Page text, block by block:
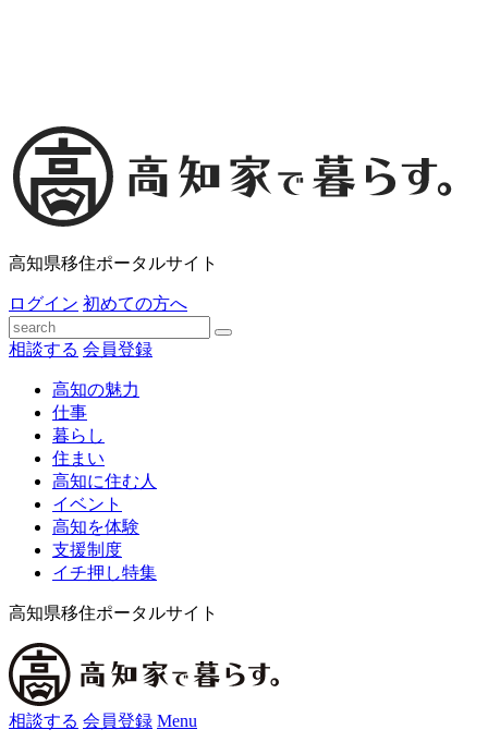
高知県移住ポータルサイト
ログイン 初めての方へ
相談する 会員登録
高知の魅力
仕事
暮らし
住まい
高知に住む人
イベント
高知を体験
支援制度
イチ押し特集
高知県移住ポータルサイト
相談する 会員登録 Menu